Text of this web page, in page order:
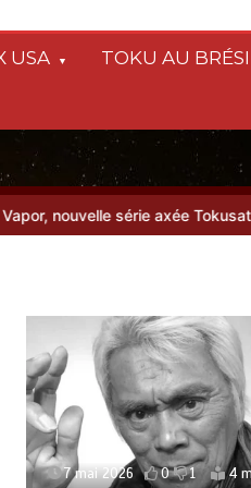
USA TOKU AU
série axée Tokusatsu, sur
10 juillet 2026 0